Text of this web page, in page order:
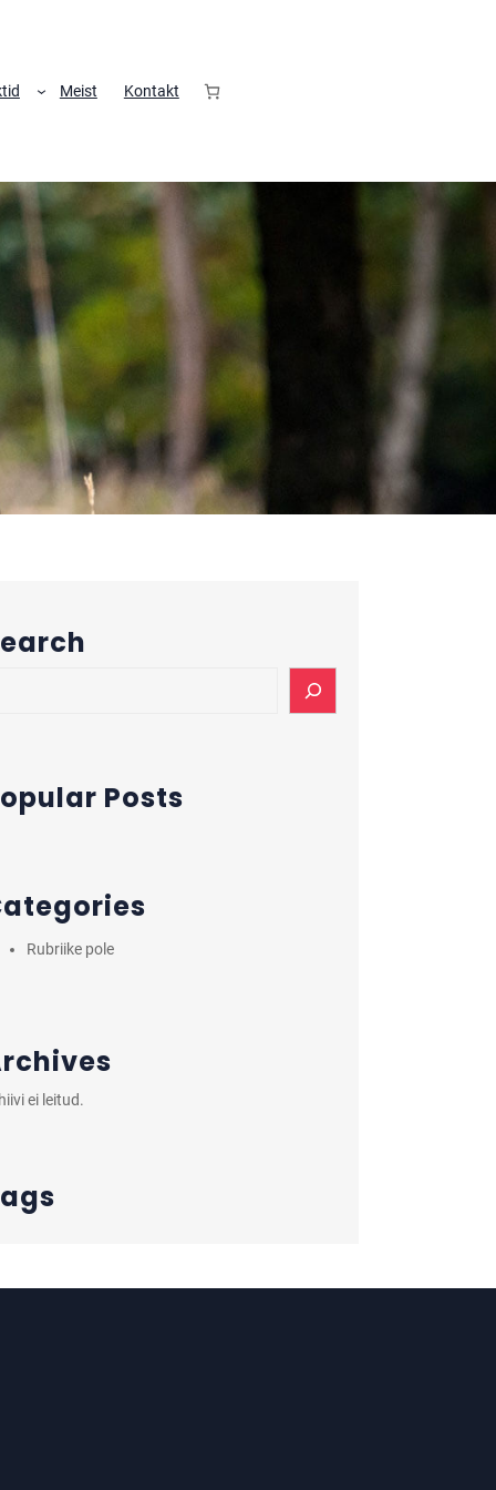
Meist Kontakt
Posts
Rubriike pole
ei leitud.